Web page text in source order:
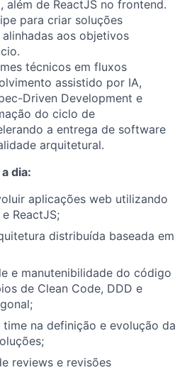
além de ReactJS no frontend.
para criar soluções
aos objetivos
técnicos em fluxos
assistido por IA,
Driven Development e
do ciclo de
a entrega de software
arquitetural.
dia:
aplicações web utilizando
ReactJS;
distribuída baseada em
e manutenibilidade do código
de Clean Code, DDD e
na definição e evolução da
reviews e revisões